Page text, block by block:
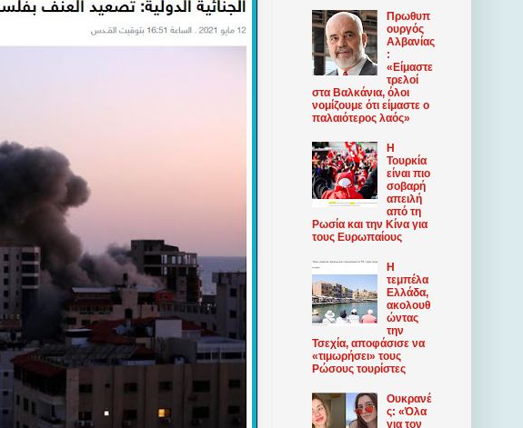
Πρωθυπ
ουργός
Αλβανίας
:
«Είμαστε
τρελοί
στα Βαλκάνια, όλοι
νομίζουμε ότι είμαστε ο
παλαιότερος λαός»
Η
Τουρκία
είναι πιο
σοβαρή
απειλή
από τη
Ρωσία και την Κίνα για
τους Ευρωπαίους
Η
τεμπέλα
Ελλάδα,
ακολουθ
ώντας
την
Τσεχία, αποφάσισε να
«τιμωρήσει» τους
Ρώσους τουρίστες
Ουκρανέ
ς: «Όλα
για τον